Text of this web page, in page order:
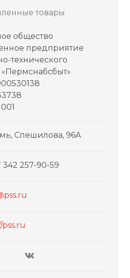
товары
общество
предприятие
технического
Спешилова, 96А
342 257-90-59